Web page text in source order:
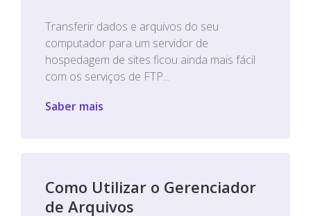
Transferir dados e arquivos do seu
computador para um servidor de
hospedagem de sites ficou ainda mais fácil
com os serviços de FTP...
Saber mais
Como Utilizar o Gerenciador
de Arquivos